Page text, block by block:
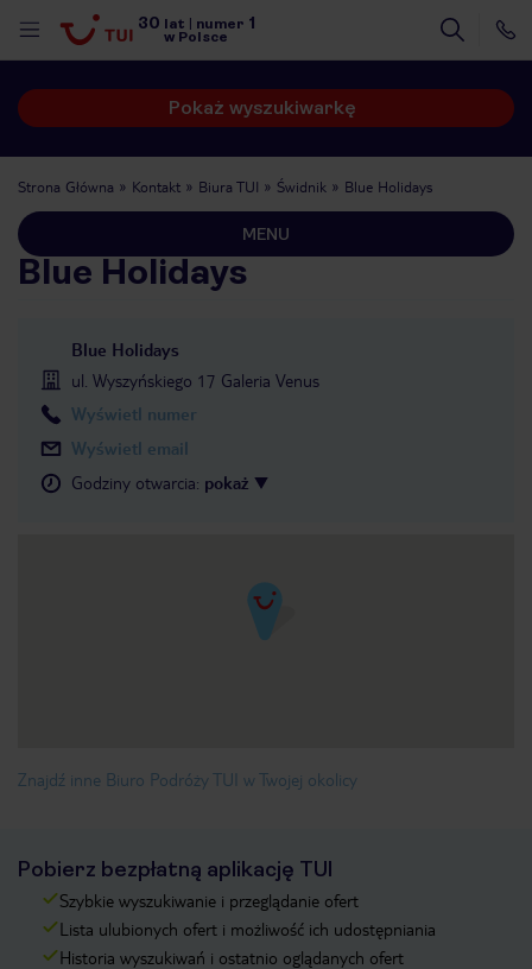
30 lat numer 1
w Polsce
Pokaż wyszukiwarkę
Strona Główna Kontakt Biura TUI Świdnik Blue Holidays
MENU
Blue Holidays
Blue Holidays
ul. Wyszyńskiego 17 Galeria Venus
Wyświetl numer
Wyświetl email
Godziny otwarcia: pokaż
Znajdź inne Biuro Podróży TUI w Twojej okolicy
Pobierz bezpłatną aplikację TUI
Szybkie wyszukiwanie i przeglądanie ofert
Lista ulubionych ofert i możliwość ich udostępniania
Historia wyszukiwań i ostatnio oglądanych ofert